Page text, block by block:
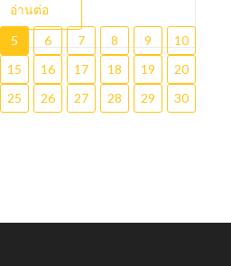
อ่านต่อ
5 6 7 8 9
10
15 16 17 18 19
20
25 26 27 28 29
30